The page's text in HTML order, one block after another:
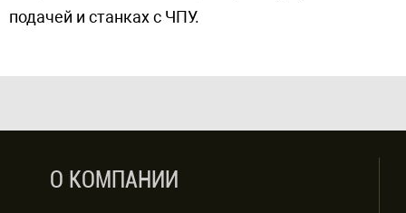
подачей и станках с ЧПУ.
О КОМПАНИИ